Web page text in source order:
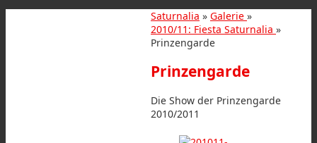
Saturnalia » Galerie »
2010/11: Fiesta Saturnalia »
Prinzengarde
Prinzengarde
Die Show der Prinzengarde
2010/2011